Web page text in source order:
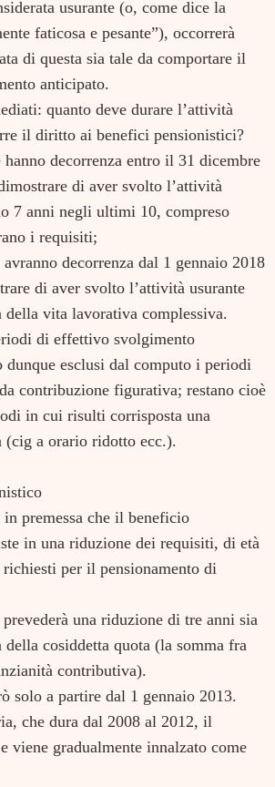
usurante (o, come dice la
faticosa e pesante”), occorrerà
di questa sia tale da comportare il
anticipato.
quanto deve durare l’attività
il diritto ai benefici pensionistici?
decorrenza entro il 31 dicembre
di aver svolto l’attività
7 anni negli ultimi 10, compreso
i requisiti;
decorrenza dal 1 gennaio 2018
di aver svolto l’attività usurante
della vita lavorativa complessiva.
di effettivo svolgimento
dunque esclusi dal computo i periodi
contribuzione figurativa; restano cioè
in cui risulti corrisposta una
(cig a orario ridotto ecc.).
premessa che il beneficio
in una riduzione dei requisiti, di età
per il pensionamento di
una riduzione di tre anni sia
della cosiddetta quota (la somma fra
contributiva).
solo a partire dal 1 gennaio 2013.
che dura dal 2008 al 2012, il
viene gradualmente innalzato come